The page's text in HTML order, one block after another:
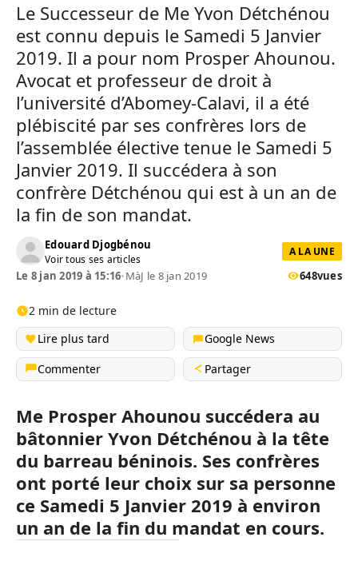
Le Successeur de Me Yvon Détchénou
est connu depuis le Samedi 5 Janvier
2019. Il a pour nom Prosper Ahounou.
Avocat et professeur de droit à
l’université d’Abomey-Calavi, il a été
plébiscité par ses confrères lors de
l’assemblée élective tenue le Samedi 5
Janvier 2019. Il succédera à son
confrère Détchénou qui est à un an de
la fin de son mandat.
Edouard Djogbénou
Voir tous ses articles
A LA UNE
Le 8 jan 2019 à 15:16•MàJ le 8 jan 2019 648vues
2 min de lecture
Lire plus tard
Google News
Commenter
Partager
Me Prosper Ahounou succédera au
bâtonnier Yvon Détchénou à la tête
du barreau béninois. Ses confrères
ont porté leur choix sur sa personne
ce Samedi 5 Janvier 2019 à environ
un an de la fin du mandat en cours.